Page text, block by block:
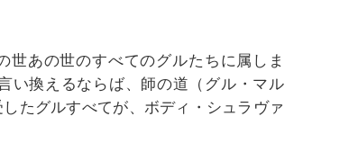
あの世のすべてのグルたちに属しま
い換えるならば、師の道（グル・マル
たグルすべてが、ボディ・シュラヴァ